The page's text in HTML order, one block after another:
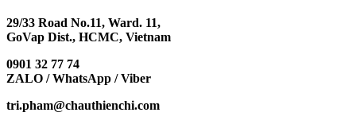
29/33 Road No.11, Ward. 11,
GoVap Dist., HCMC, Vietnam
0901 32 77 74
ZALO / WhatsApp / Viber
tri.pham@chauthienchi.com